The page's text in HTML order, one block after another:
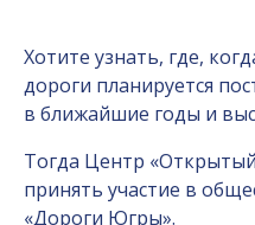
Хотите узнать, где,
дороги планируется
в ближайшие годы и
Тогда Центр
принять участие в
«Дороги Югры».